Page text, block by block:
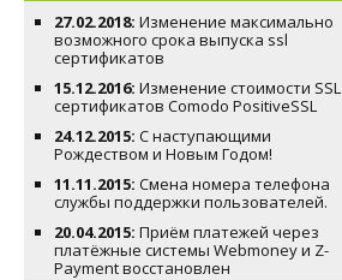
27.02.2018: Изменение максимально
возможного срока выпуска ssl
сертификатов
15.12.2016: Изменение стоимости SSL
сертификатов Comodo PositiveSSL
24.12.2015: С наступающими
Рождеством и Новым Годом!
11.11.2015: Смена номера телефона
службы поддержки пользователей.
20.04.2015: Приём платежей через
платёжные системы Webmoney и Z-
Payment восстановлен